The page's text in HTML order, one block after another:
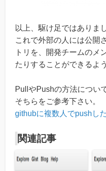
以上、駆け足ではありま
これで外部の人には公開
トリを、開発チームのメ
たりすることができるよ
PullやPushの方法につい
そちらをご参考下さい。
githubに複数人でpushし
関連記事